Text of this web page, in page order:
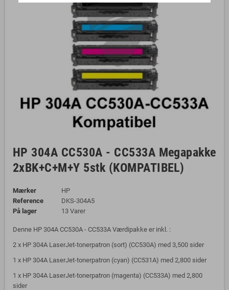
HP 304A CC530A - CC533A Megapakke
2xBK+C+M+Y 5stk (KOMPATIBEL)
Mærker
HP
Reference
DKS-304A5
På lager
13 Varer
Denne HP 304A CC530A - CC533A Værdipakke er inkl. :
2 x HP 304A LaserJet-tonerpatron (sort) (CC530A) med 3,500 sider
1 x HP 304A LaserJet-tonerpatron (cyan) (CC531A) med 2,800 sider
1 x HP 304A LaserJet-tonerpatron (magenta) (CC533A) med 2,800
sider